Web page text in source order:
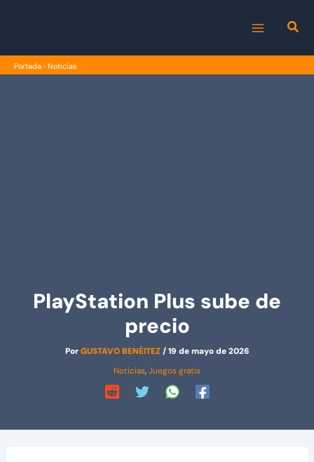
MENU
Portada › Noticias
PlayStation Plus sube de
precio
PorGUSTAVO BENÉITEZ/19 de mayo de 2026
Noticias,Juegos gratis